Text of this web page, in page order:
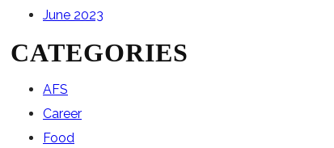
June 2023
CATEGORIES
AFS
Career
Food